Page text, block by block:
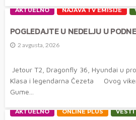
AKTUELNO NAJAVA TV EMISIJE
POGLEDAJTE U NEDELJU U
2 avgusta, 2026
Jetour T2, Dragonfly 36, Hyundai u
Klasa i legendarna Čezeta Ovog
Gume...
AKTUELNO ONLINE PLUS VESTI